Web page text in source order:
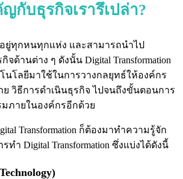
กับธุรกิจเรารึเปล่า?
ยู่ทุกหนทุกแห่ง และสามารถนำไป
จด้านต่าง ๆ ดังนั้น Digital Transformation
นโลยีมาใช้ในการวางกลยุทธ์ให้องค์กร
ย วิธีการดำเนินธุรกิจ ไปจนถึงขั้นตอนการ
ภายในองค์กรอีกด้วย
Transformation ก็ต้องมาทำความรู้จัก
ทำ Digital Transformation ซึ่งแบ่งได้ดังนี้